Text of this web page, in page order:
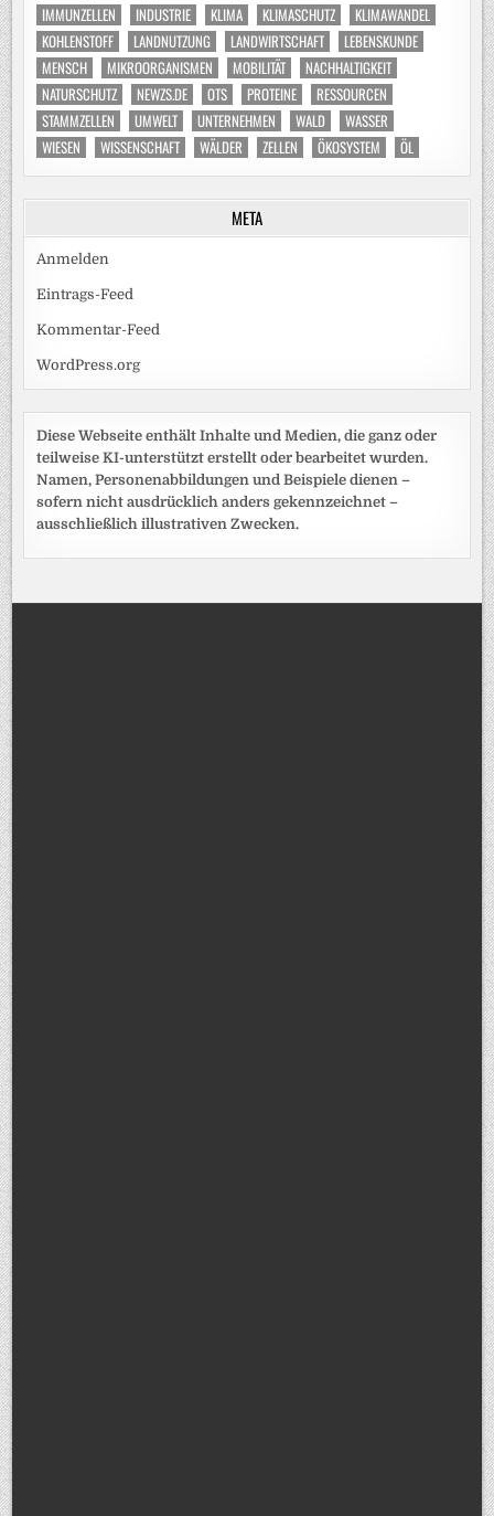
IMMUNZELLEN
INDUSTRIE KLIMA KLIMASCHUTZ
KLIMAWANDEL
KOHLENSTOFF
LANDNUTZUNG LANDWIRTSCHAFT
LEBENSKUNDE
MENSCH
MIKROORGANISMEN MOBILITÄT
NACHHALTIGKEIT
NATURSCHUTZ
NEWZS.DE OTS PROTEINE
RESSOURCEN
STAMMZELLEN
UMWELT UNTERNEHMEN WALD
WASSER
WIESEN
WISSENSCHAFT WÄLDER ZELLEN ÖKOSYSTEM ÖL
META
Anmelden
Eintrags-Feed
Kommentar-Feed
WordPress.org
Diese Webseite enthält Inhalte und Medien, die ganz oder
teilweise KI-unterstützt erstellt oder bearbeitet wurden.
Namen, Personenabbildungen und Beispiele dienen –
sofern nicht ausdrücklich anders gekennzeichnet –
ausschließlich illustrativen Zwecken.